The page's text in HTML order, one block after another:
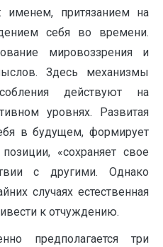
притязанием на
себя во времени.
мировоззрения и
Здесь механизмы
действуют на
уровнях. Развитая
в будущем, формирует
«сохраняет свое
с другими. Однако
случаях естественная
к отчуждению.
предполагается три